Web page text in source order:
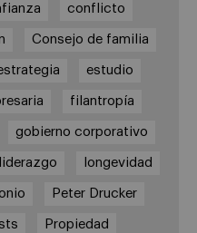
conflicto
Consejo de familia
estudio
filantropía
gobierno corporativo
liderazgo longevidad
Peter Drucker
Propiedad